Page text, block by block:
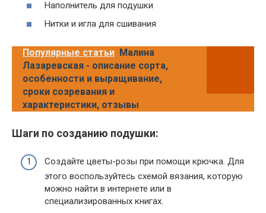
Наполнитель для подушки
Нитки и игла для сшивания
Популярные статьи Малина
Лазаревская - описание сорта,
особенности и выращивание,
сроки созревания и
характеристики, отзывы
Шаги по созданию подушки:
Создайте цветы-розы при помощи крючка. Для
этого воспользуйтесь схемой вязания, которую
можно найти в интернете или в
специализированных книгах.